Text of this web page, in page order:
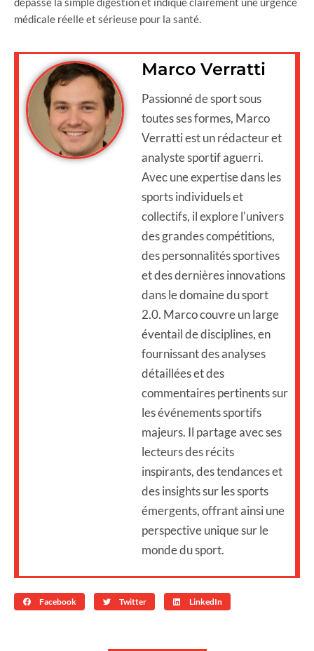
médicale réelle et sérieuse pour la santé.
Marco Verratti
Passionné de sport sous
toutes ses formes, Marco
Verratti est un rédacteur et
analyste sportif aguerri.
Avec une expertise dans les
sports individuels et
collectifs, il explore l'univers
des grandes compétitions,
des personnalités sportives
et des dernières innovations
dans le domaine du sport
2.0. Marco couvre un large
éventail de disciplines, en
fournissant des analyses
détaillées et des
commentaires pertinents sur
les événements sportifs
majeurs. Il partage avec ses
lecteurs des récits
inspirants, des tendances et
des insights sur les sports
émergents, offrant ainsi une
perspective unique sur le
monde du sport.
Facebook Twitter LinkedIn